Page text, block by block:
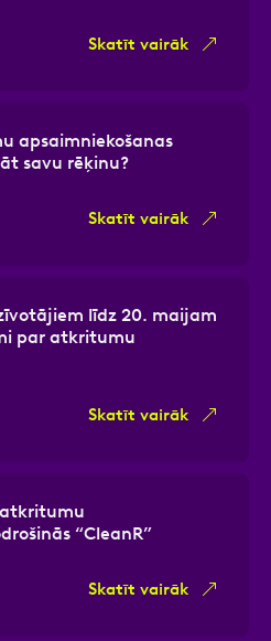
Skatīt vairāk
apsaimniekošanas
savu rēķinu?
Skatīt vairāk
līdz 20. maijam
par atkritumu
Skatīt vairāk
“CleanR”
Skatīt vairāk